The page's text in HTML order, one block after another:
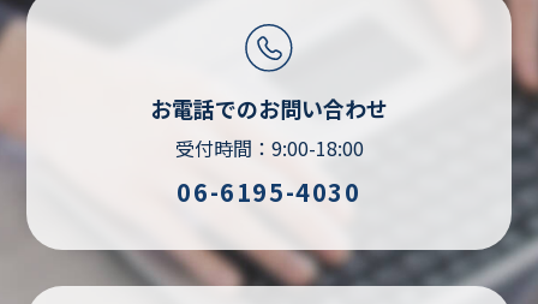
お電話でのお問い合わせ
受付時間：9:00-18:00
06-6195-4030